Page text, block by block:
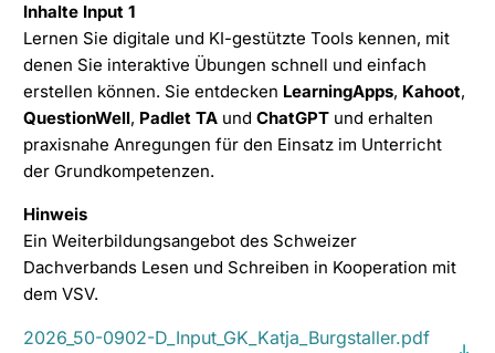
Inhalte Input 1
Lernen Sie digitale und KI-gestützte Tools kennen, mit
denen Sie interaktive Übungen schnell und einfach
erstellen können. Sie entdecken LearningApps, Kahoot,
QuestionWell, Padlet TAund ChatGPTund erhalten
praxisnahe Anregungen für den Einsatz im Unterricht
der Grundkompetenzen.
Hinweis
Ein Weiterbildungsangebot des Schweizer
Dachverbands Lesen und Schreiben in Kooperation mit
dem VSV.
2026_50-0902-D_Input_GK_Katja_Burgstaller.pdf